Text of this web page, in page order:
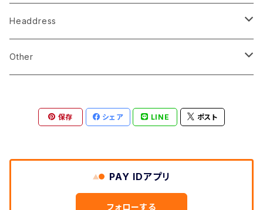
earrings
pierce
corsage
Headdress
linestone comb
katyusha
Other
ringpillow
保存 シェア LINE ポスト
PAY IDアプリ
フォローする